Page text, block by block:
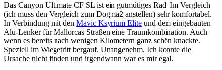
Das Canyon Ultimate CF SL ist ein gutmütiges Rad. Im Vergleich
(ich muss den Vergleich zum Dogma2 anstellen) sehr komfortabel.
In Verbindung mit den Mavic Ksyrium Elite und dem eingebauten
Alu-Lenker für Mallorcas Straßen eine Traumkombination. Auch
wenn es bereits nach wenigen Kilometern ganz schön knackte.
Speziell im Wiegetritt bergauf. Unangenehm. Ich konnte die
Ursache nicht finden und irgendwann war es mir egal.